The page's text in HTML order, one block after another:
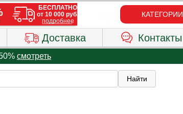
КАТЕГОРИИ
Доставка Контакты
смотреть